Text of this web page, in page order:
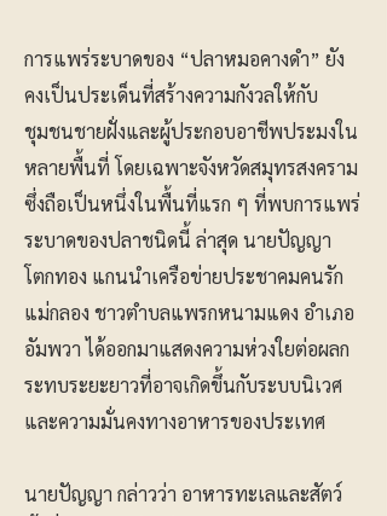
การแพร่ระบาดของ “ปลาหมอคางดำ” ยัง
คงเป็นประเด็นที่สร้างความกังวลให้กับ
ชุมชนชายฝั่งและผู้ประกอบอาชีพประมงใน
หลายพื้นที่ โดยเฉพาะจังหวัดสมุทรสงคราม
ซึ่งถือเป็นหนึ่งในพื้นที่แรก ๆ ที่พบการแพร่
ระบาดของปลาชนิดนี้ ล่าสุด นายปัญญา
โตกทอง แกนนำเครือข่ายประชาคมคนรัก
แม่กลอง ชาวตำบลแพรกหนามแดง อำเภอ
อัมพวา ได้ออกมาแสดงความห่วงใยต่อผลก
ระทบระยะยาวที่อาจเกิดขึ้นกับระบบนิเวศ
และความมั่นคงทางอาหารของประเทศ
นายปัญญา กล่าวว่า อาหารทะเลและสัตว์